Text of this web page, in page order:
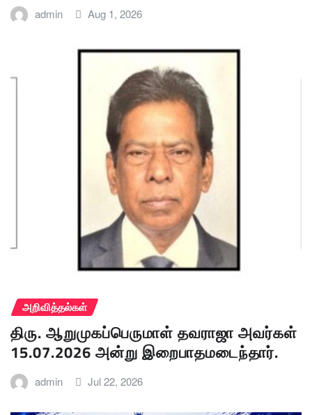
admin Aug 1, 2026
அறிவித்தல்கள்
திரு. ஆறுமுகப்பெருமாள் தவராஜா அவர்கள்
15.07.2026 அன்று இறைபாதமடைந்தார்.
admin Jul 22, 2026